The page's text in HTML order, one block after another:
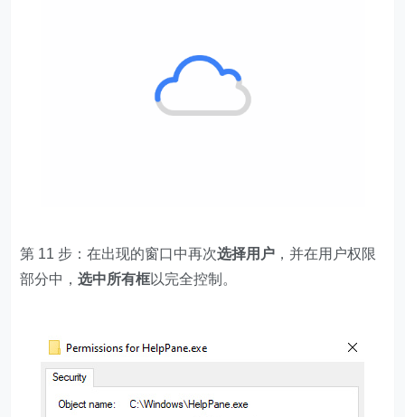
第 11 步：在出现的窗口中再次选择用户 ，并在用户权限
部分中，选中所有框以完全控制。